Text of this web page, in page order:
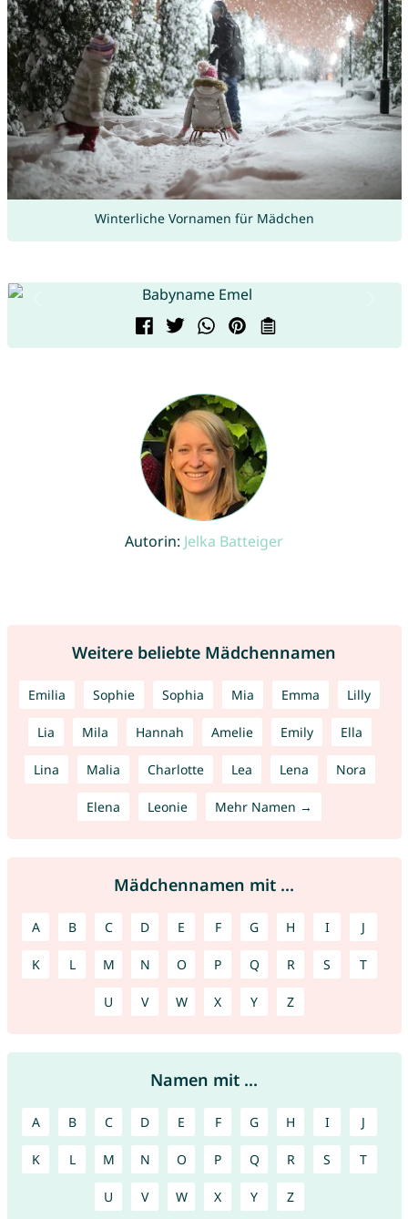
Winterliche Vornamen für Mädchen
Autorin: Jelka Batteiger
Weitere beliebte Mädchennamen
Emilia Sophie Sophia Mia Emma Lilly
Lia Mila Hannah Amelie Emily Ella
Lina Malia Charlotte Lea Lena Nora
Elena Leonie Mehr Namen →
Mädchennamen mit ...
A B C D E F G H I J
K L M N O P Q R S T
U V W X Y Z
Namen mit ...
A B C D E F G H I J
K L M N O P Q R S T
U V W X Y Z